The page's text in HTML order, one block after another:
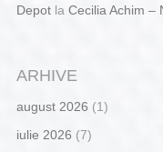
Depotla Cecilia Achim –
ARHIVE
august 2026 (1)
iulie 2026 (7)